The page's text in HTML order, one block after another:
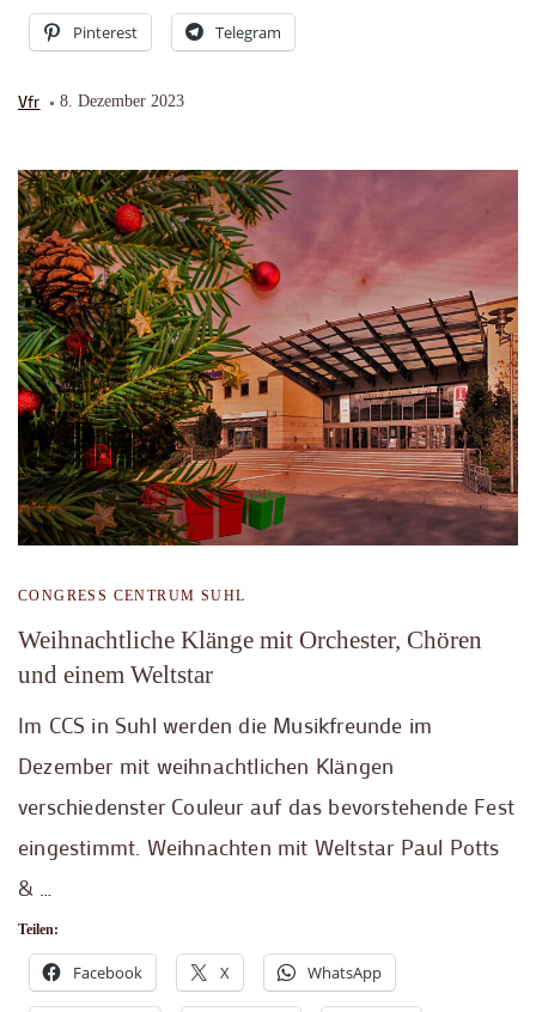
Pinterest Telegram
Vfr 8. Dezember 2023
CONGRESS CENTRUM SUHL
Weihnachtliche Klänge mit Orchester, Chören
und einem Weltstar
Im CCS in Suhl werden die Musikfreunde im
Dezember mit weihnachtlichen Klängen
verschiedenster Couleur auf das bevorstehende Fest
eingestimmt. Weihnachten mit Weltstar Paul Potts
& …
Teilen:
Facebook X WhatsApp